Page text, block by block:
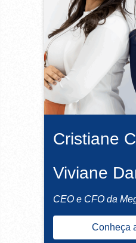
Cristiane
Viviane
CEO e CFO da
Conheça